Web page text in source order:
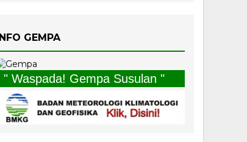
INFO GEMPA
" Waspada! Gempa Susulan "